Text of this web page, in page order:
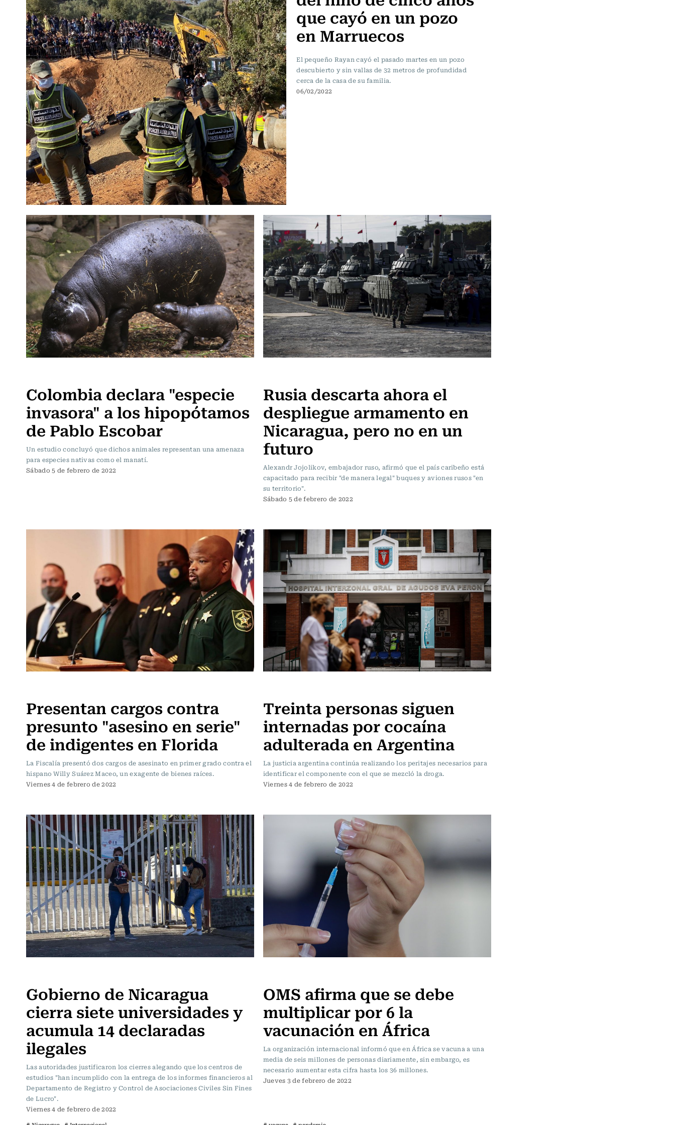
que cayó en un pozo
en Marruecos
El pequeño Rayan cayó el pasado martes en un pozo
descubierto y sin vallas de 32 metros de profundidad
cerca de la casa de su familia.
06/02/2022
Colombia declara "especie
invasora" a los hipopótamos
de Pablo Escobar
Un estudio concluyó que dichos animales representan una amenaza
para especies nativas como el manatí.
Sábado 5 de febrero de 2022
Rusia descarta ahora el
despliegue armamento en
Nicaragua, pero no en un
futuro
Alexandr Jojolikov, embajador ruso, afirmó que el país caribeño está
capacitado para recibir "de manera legal" buques y aviones rusos "en
su territorio".
Sábado 5 de febrero de 2022
Presentan cargos contra
presunto "asesino en serie"
de indigentes en Florida
La Fiscalía presentó dos cargos de asesinato en primer grado contra el
hispano Willy Suárez Maceo, un exagente de bienes raíces.
Viernes 4 de febrero de 2022
Treinta personas siguen
internadas por cocaína
adulterada en Argentina
La justicia argentina continúa realizando los peritajes necesarios para
identificar el componente con el que se mezcló la droga.
Viernes 4 de febrero de 2022
Gobierno de Nicaragua
cierra siete universidades y
acumula 14 declaradas
ilegales
Las autoridades justificaron los cierres alegando que los centros de
estudios "han incumplido con la entrega de los informes financieros al
Departamento de Registro y Control de Asociaciones Civiles Sin Fines
de Lucro".
Viernes 4 de febrero de 2022
OMS afirma que se debe
multiplicar por 6 la
vacunación en África
La organización internacional informó que en África se vacuna a una
media de seis millones de personas diariamente, sin embargo, es
necesario aumentar esta cifra hasta los 36 millones.
Jueves 3 de febrero de 2022